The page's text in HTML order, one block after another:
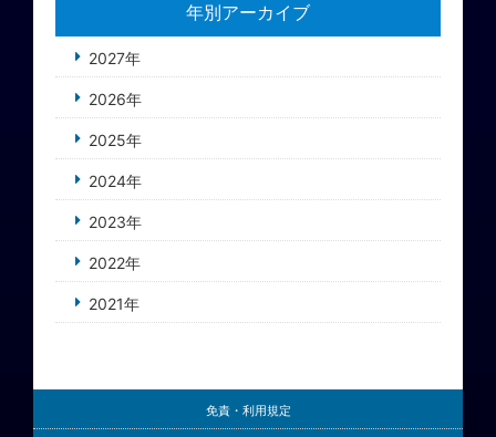
年別アーカイブ
2027年
2026年
2025年
2024年
2023年
2022年
2021年
免責・利用規定